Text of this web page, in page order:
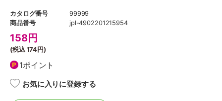
カタログ番号
99999
商品番号
jpl-4902201215954
158円
(税込174円)
1ポイント
お気に入りに登録する